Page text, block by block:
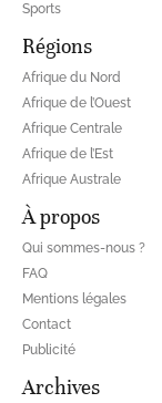
Sports
Régions
Afrique du Nord
Afrique de l’Ouest
Afrique Centrale
Afrique de l’Est
Afrique Australe
À propos
Qui sommes-nous ?
FAQ
Mentions légales
Contact
Publicité
Archives